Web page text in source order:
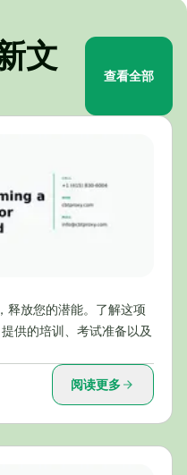
文
查看全部
释放您的潜能。了解这项
供的培训、考试准备以及
阅读更多